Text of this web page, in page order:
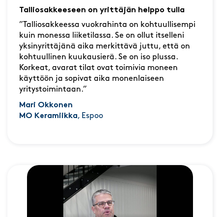
Talliosakkeeseen on yrittäjän helppo tulla
”Talliosakkeessa vuokrahinta on kohtuullisempi
kuin monessa liiketilassa. Se on ollut itselleni
yksinyrittäjänä aika merkittävä juttu, että on
kohtuullinen kuukausierä. Se on iso plussa.
Korkeat, avarat tilat ovat toimivia moneen
käyttöön ja sopivat aika monenlaiseen
yritystoimintaan.”
Mari Okkonen
MO Keramiikka, Espoo